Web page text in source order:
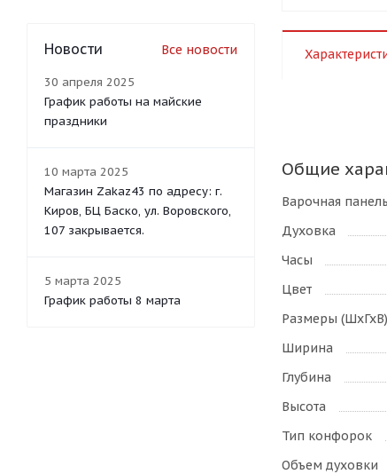
Общие
Варочная панель
Духовка
Часы
Цвет
Размеры (ШхГхВ)
Ширина
Глубина
Высота
Тип конфорок
Объем духовки
Новости Все новости
30 апреля 2025
График работы на майские
праздники
10 марта 2025
Магазин Zakaz43 по адресу: г.
Киров, БЦ Баско, ул. Воровского,
107 закрывается.
5 марта 2025
График работы 8 марта